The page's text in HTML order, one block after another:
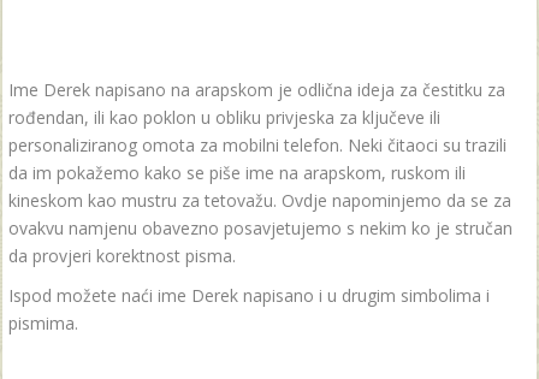
Ime Derek napisano na arapskom je odlična ideja za čestitku za
rođendan, ili kao poklon u obliku privjeska za ključeve ili
personaliziranog omota za mobilni telefon. Neki čitaoci su trazili
da im pokažemo kako se piše ime na arapskom, ruskom ili
kineskom kao mustru za tetovažu. Ovdje napominjemo da se za
ovakvu namjenu obavezno posavjetujemo s nekim ko je stručan
da provjeri korektnost pisma.
Ispod možete naći ime Derek napisano i u drugim simbolima i
pismima.